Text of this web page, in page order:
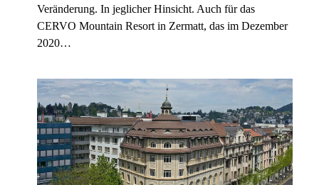
Veränderung. In jeglicher Hinsicht. Auch für das
CERVO Mountain Resort in Zermatt, das im Dezember
2020…